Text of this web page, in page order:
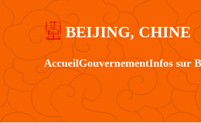
BEIJING, CHINE
AccueilGouvernementInfos sur